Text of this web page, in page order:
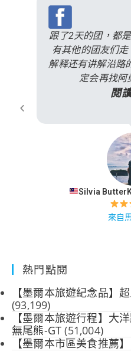
跟了2天的团，都
有其他的团友们
解释还有讲解沿路
定会再找阿
閱
Silvia
來自
熱門點閱
【墨爾本旅遊紀念品】
(93,199)
【墨爾本旅遊行程】大
無尾熊-GT (51,004)
【墨爾本市區美食推薦】